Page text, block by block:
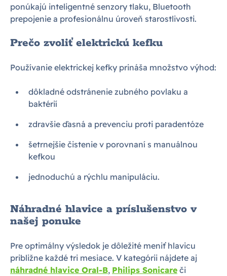
ponúkajú inteligentné senzory tlaku, Bluetooth
prepojenie a profesionálnu úroveň starostlivosti.
Prečo zvoliť elektrickú kefku
Používanie elektrickej kefky prináša množstvo výhod:
dôkladné odstránenie zubného povlaku a
baktérií
zdravšie ďasná a prevenciu proti paradentóze
šetrnejšie čistenie v porovnaní s manuálnou
kefkou
jednoduchú a rýchlu manipuláciu.
Náhradné hlavice a príslušenstvo v
našej ponuke
Pre optimálny výsledok je dôležité meniť hlavicu
približne každé tri mesiace. V kategórii nájdete aj
náhradné hlavice Oral-B, Philips Sonicare či